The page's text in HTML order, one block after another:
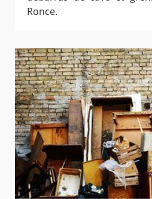
Ronce.